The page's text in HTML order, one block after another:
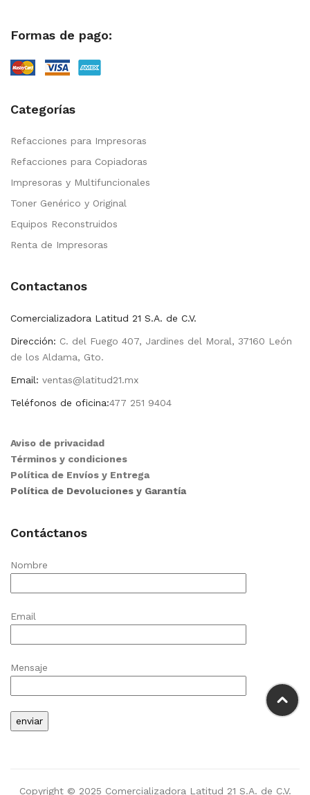
Formas de pago:
Categorías
Refacciones para Impresoras
Refacciones para Copiadoras
Impresoras y Multifuncionales
Toner Genérico y Original
Equipos Reconstruidos
Renta de Impresoras
Contactanos
Comercializadora Latitud 21 S.A. de C.V.
Dirección: C. del Fuego 407, Jardines del Moral, 37160 León
de los Aldama, Gto.
Email: ventas@latitud21.mx
Teléfonos de oficina:477 251 9404
Aviso de privacidad
Términos y condiciones
Política de Envíos y Entrega
Política de Devoluciones y Garantía
Contáctanos
Nombre
Email
Mensaje
Copyright © 2025 Comercializadora Latitud 21 S.A. de C.V.